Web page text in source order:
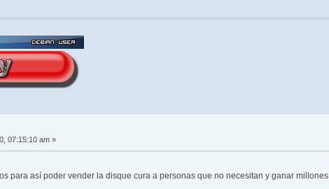
07:15:10 am »
para así poder vender la disque cura a personas que no necesitan y ganar millones